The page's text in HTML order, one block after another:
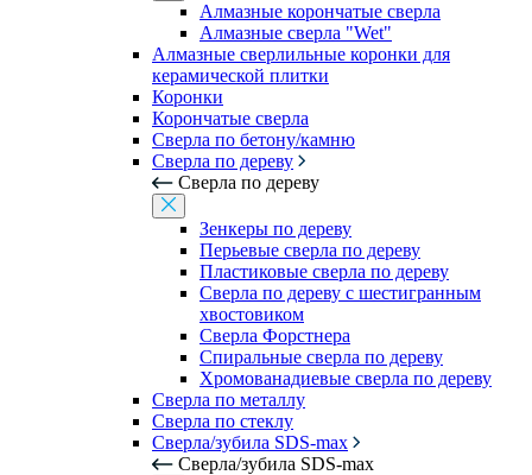
Алмазные корончатые сверла
Алмазные сверла "Wet"
Алмазные сверлильные коронки для
керамической плитки
Коронки
Корончатые сверла
Сверла по бетону/камню
Сверла по дереву
Сверла по дереву
Зенкеры по дереву
Перьевые сверла по дереву
Пластиковые сверла по дереву
Сверла по дереву с шестигранным
хвостовиком
Сверла Форстнера
Спиральные сверла по дереву
Хромованадиевые сверла по дереву
Сверла по металлу
Сверла по стеклу
Сверла/зубила SDS-max
Сверла/зубила SDS-max